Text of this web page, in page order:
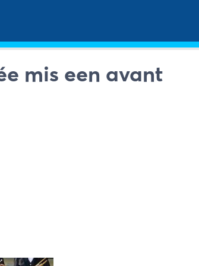
mis een avant